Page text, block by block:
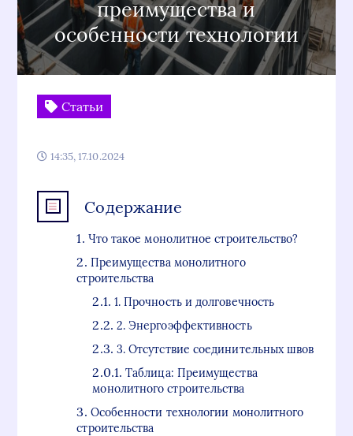
преимущества и
особенности технологии
Статьи
14:35, 17.10.2024
Содержание
Что такое монолитное строительство?
Преимущества монолитного
строительства
1. Прочность и долговечность
2. Энергоэффективность
3. Отсутствие соединительных швов
Таблица: Преимущества
монолитного строительства
Особенности технологии монолитного
строительства